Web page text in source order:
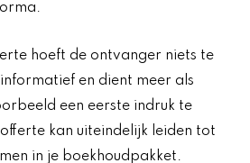
hoeft de ontvanger niets te
en dient meer als
een eerste indruk te
kan uiteindelijk leiden tot
in je boekhoudpakket.